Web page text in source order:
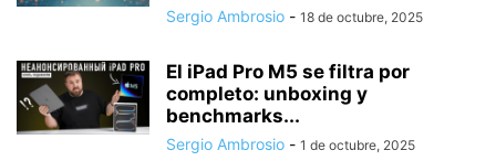
Sergio Ambrosio - 18 de octubre, 2025
El iPad Pro M5 se filtra por
completo: unboxing y
benchmarks...
Sergio Ambrosio - 1 de octubre, 2025